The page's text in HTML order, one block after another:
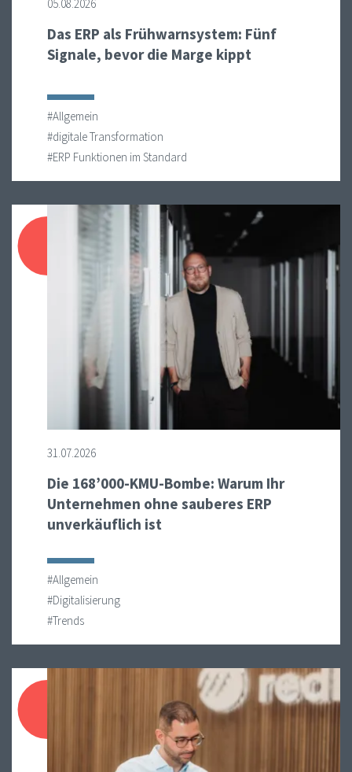
05.08.2026
Das ERP als Frühwarnsystem: Fünf
Signale, bevor die Marge kippt
#Allgemein
#digitale Transformation
#ERP Funktionen im Standard
31.07.2026
Die 168’000-KMU-Bombe: Warum Ihr
Unternehmen ohne sauberes ERP
unverkäuflich ist
#Allgemein
#Digitalisierung
#Trends